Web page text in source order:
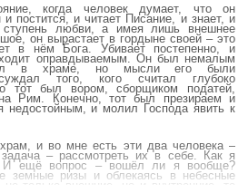
когда человек думает, что он
постится, и читает Писание, и знает, и
ступень любви, а имея лишь внешнее
он вырастает в гордыне своей – это
в нём Бога. Убивает постепенно, и
оправдываемым. Он был немалым
в храме, но мысли его были
того, кого считал глубоко
тот был вором, сборщиком податей,
Рим. Конечно, тот был презираем и
недостойным, и молил Господа явить к
и во мне есть эти два человека –
– рассмотреть их в себе. Как я
И ещё вопрос – вошёл ли я вообще?
земные ризы и облекаясь в небесные
только внешние, но и внутренние, то